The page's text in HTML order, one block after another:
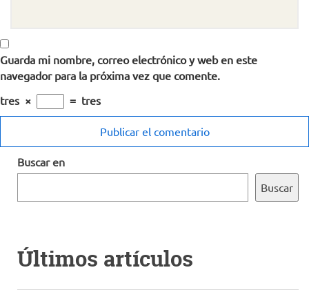
Guarda mi nombre, correo electrónico y web en este
navegador para la próxima vez que comente.
tres × = tres
Buscar en
Buscar
Últimos artículos